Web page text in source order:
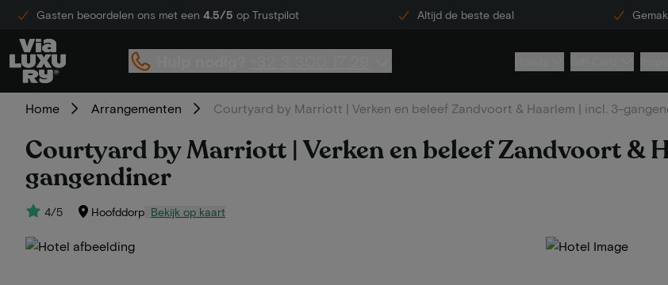
Gasten beoordelen ons met een 4.5/5 op Trustpilot Altijd de beste deal
Home Arrangementen Courtyard by Marriott | Verken en beleef Zandvoort & Haarlem | incl. 3-
Courtyard by Marriott | Verken en beleef Zandvoort &
gangendiner
4/5 Hoofddorp Bekijk op kaart